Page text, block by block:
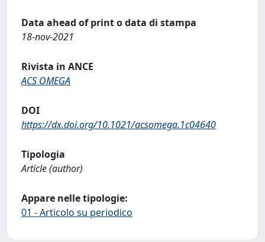
Data ahead of print o data di stampa
18-nov-2021
Rivista in ANCE
ACS OMEGA
DOI
https://dx.doi.org/10.1021/acsomega.1c04640
Tipologia
Article (author)
Appare nelle tipologie:
01 - Articolo su periodico